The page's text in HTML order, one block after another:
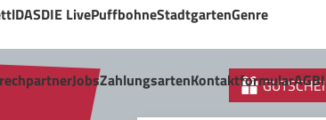
DASDIE LivePuffbohneStadtgartenGenre
JobsZahlungsartenKontaktformularAGB